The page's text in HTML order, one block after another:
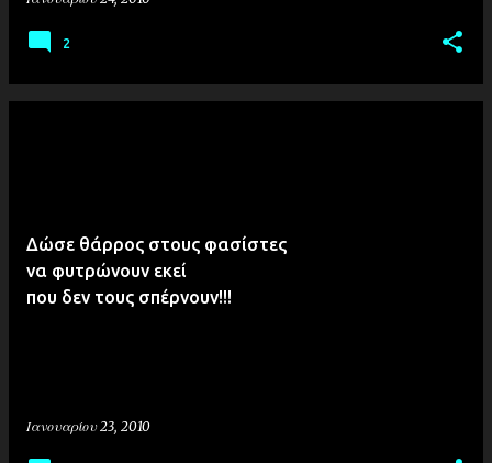
2
Δώσε θάρρος στους φασίστες
να φυτρώνουν εκεί
που δεν τους σπέρνουν!!!
Ιανουαρίου 23, 2010